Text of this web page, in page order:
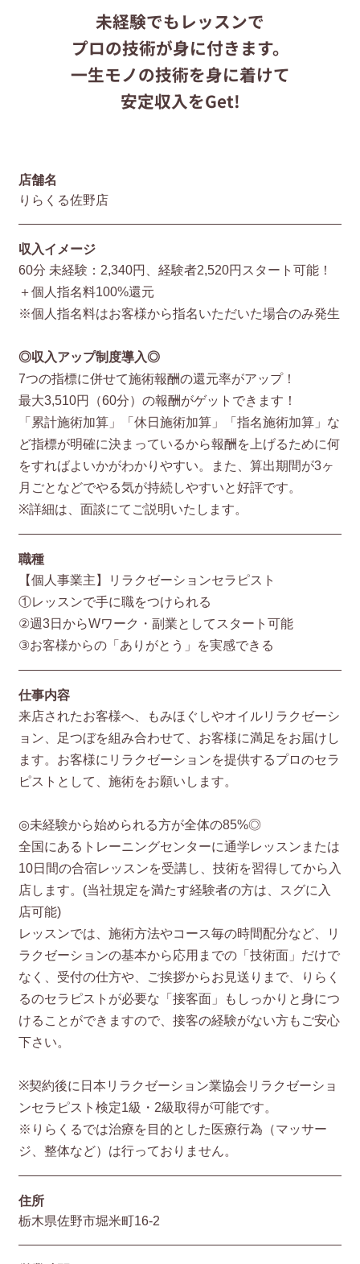
未経験でもレッスンで
プロの技術が身に付きます。
一生モノの技術を身に着けて
安定収入をGet!
店舗名
りらくる佐野店
収入イメージ
60分 未経験：2,340円、経験者2,520円スタート可能！
＋個人指名料100%還元
※個人指名料はお客様から指名いただいた場合のみ発生
◎収入アップ制度導入◎
7つの指標に併せて施術報酬の還元率がアップ！
最大3,510円（60分）の報酬がゲットできます！
「累計施術加算」「休日施術加算」「指名施術加算」な
ど指標が明確に決まっているから報酬を上げるために何
をすればよいかがわかりやすい。また、算出期間が3ヶ
月ごとなどでやる気が持続しやすいと好評です。
※詳細は、面談にてご説明いたします。
職種
【個人事業主】リラクゼーションセラピスト
①レッスンで手に職をつけられる
②週3日からWワーク・副業としてスタート可能
③お客様からの「ありがとう」を実感できる
仕事内容
来店されたお客様へ、もみほぐしやオイルリラクゼーシ
ョン、足つぼを組み合わせて、お客様に満足をお届けし
ます。お客様にリラクゼーションを提供するプロのセラ
ピストとして、施術をお願いします。
◎未経験から始められる方が全体の85%◎
全国にあるトレーニングセンターに通学レッスンまたは
10日間の合宿レッスンを受講し、技術を習得してから入
店します。(当社規定を満たす経験者の方は、スグに入
店可能)
レッスンでは、施術方法やコース毎の時間配分など、リ
ラクゼーションの基本から応用までの「技術面」だけで
なく、受付の仕方や、ご挨拶からお見送りまで、りらく
るのセラピストが必要な「接客面」もしっかりと身につ
けることができますので、接客の経験がない方もご安心
下さい。
※契約後に日本リラクゼーション業協会リラクゼーショ
ンセラピスト検定1級・2級取得が可能です。
※りらくるでは治療を目的とした医療行為（マッサー
ジ、整体など）は行っておりません。
住所
栃木県佐野市堀米町16-2